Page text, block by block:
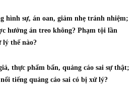
hình sự, án oan, giảm nhẹ tránh nhiệm;
hưởng án treo không? Phạm tội lần
lý thế nào?
thực phẩm bẩn, quảng cáo sai sự thật;
tiếng quảng cáo sai có bị xử lý?